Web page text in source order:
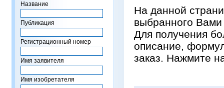
Название
Публикация
Регистрационный номер
Имя заявителя
Имя изобретателя
На данной
выбранного Вами
Для получения
описание,
заказ. Нажмите